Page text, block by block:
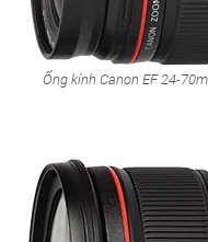
Ống kính Canon EF 24-